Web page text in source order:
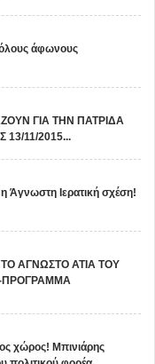
όλους άφωνους
ΓΙΑ ΤΗΝ ΠΑΤΡΙΔΑ
13/11/2015...
Ιερατική σχέση!
ΑΓΝΩΣΤΟ ΑΤΙΑ ΤΟΥ
ΠΡΟΓΡΑΜΜΑ
χώρος! Μπινιάρης